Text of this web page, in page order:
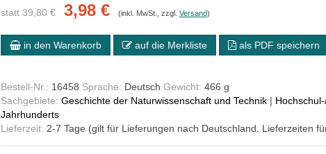
statt 39,80 € 3,98 € (inkl. MwSt., zzgl. Versand)
in den Warenkorb auf die Merkliste als PDF speichern
Bestell-Nr.: 16458 Sprache: Deutsch Gewicht: 466 g
Sachgebiete: Geschichte der Naturwissenschaft und Technik|
Jahrhunderts
Lieferzeit: 2-7 Tage (gilt für Lieferungen nach Deutschland. Lieferzeiten